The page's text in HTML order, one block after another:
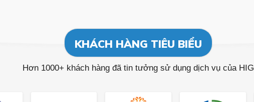
KHÁCH HÀNG TIÊU BIỂU
Hơn 1000+ khách hàng đã tin tưởng sử dụng dịch vụ của HIG